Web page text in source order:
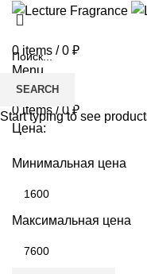
0 items / 0 ₽
Menu
0 items / 0 ₽
Цена:
Минимальная цена
Максимальная цена
SEARCH
Start typing to see